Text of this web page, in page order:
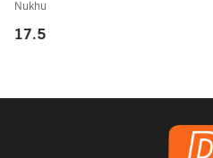
เย็น
ชา
Nukhu
17.5